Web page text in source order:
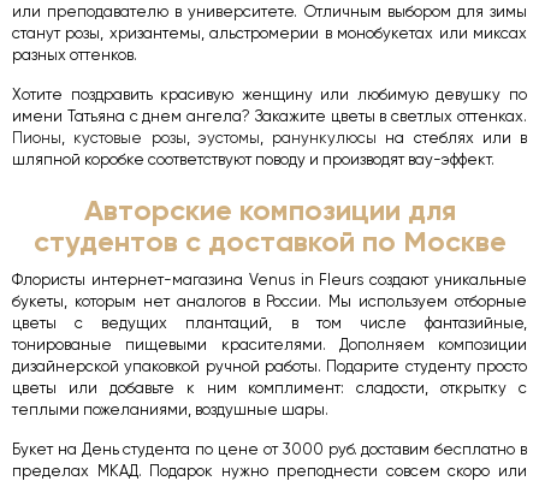
или преподавателю в университете. Отличным выбором для зимы
станут розы, хризантемы, альстромерии в монобукетах или миксах
разных оттенков.
Хотите поздравить красивую женщину или любимую девушку по
имени Татьяна с днем ангела? Закажите цветы в светлых оттенках.
Пионы, кустовые розы, эустомы, ранункулюсы на стеблях или в
шляпной коробке соответствуют поводу и производят вау-эффект.
Авторские композиции для
студентов с доставкой по Москве
Флористы интернет-магазина Venus in Fleurs создают уникальные
букеты, которым нет аналогов в России. Мы используем отборные
цветы с ведущих плантаций, в том числе фантазийные,
тонированые пищевыми красителями. Дополняем композиции
дизайнерской упаковкой ручной работы. Подарите студенту просто
цветы или добавьте к ним комплимент: сладости, открытку с
теплыми пожеланиями, воздушные шары.
Букет на День студента по цене от 3000 руб. доставим бесплатно в
пределах МКАД. Подарок нужно преподнести совсем скоро или